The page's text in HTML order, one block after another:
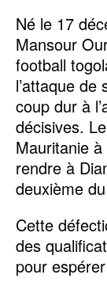
Né le 17
Mansour
football
l’attaque
coup dur à
décisives.
Mauritanie
rendre à
deuxième
Cette
des
pour